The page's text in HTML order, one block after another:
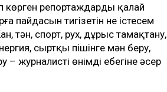
көрген репортаждарды қалай
пайдасын тигізетін не істесем
тән, спорт, рух, дұрыс тамақтану,
сыртқы пішінге мән беру,
журналистің өнімді еңбегіне әсер